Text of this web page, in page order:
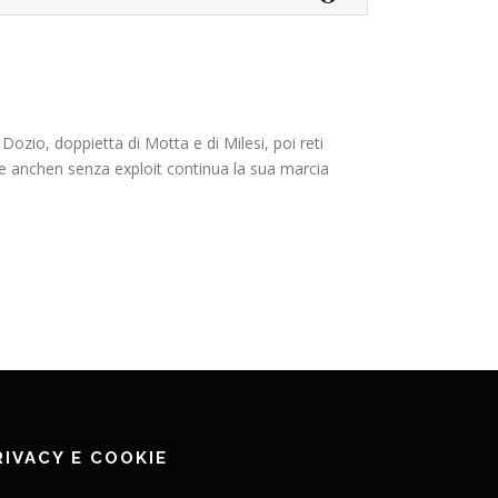
doppietta di Motta e di Milesi, poi reti
senza exploit continua la sua marcia
E COOKIE